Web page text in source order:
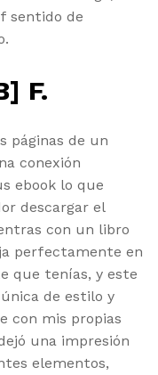
sentido de
F.
páginas de un
conexión
ebook lo que
descargar el
con un libro
perfectamente en
que tenías, y este
de estilo y
con mis propias
una impresión
elementos,